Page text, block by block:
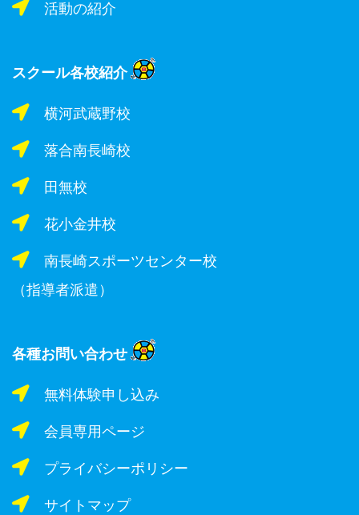
活動の紹介
スクール各校紹介
横河武蔵野校
落合南長崎校
田無校
花小金井校
南長崎スポーツセンター校
（指導者派遣）
各種お問い合わせ
無料体験申し込み
会員専用ページ
プライバシーポリシー
サイトマップ